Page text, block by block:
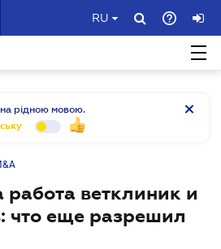
RU
рідною мовою.
работа ветклиник и
что еще разрешил